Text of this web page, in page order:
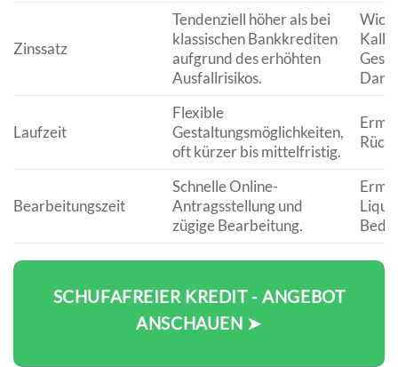
Zinssatz
Tendenziell höher als bei
klassischen Bankkrediten
aufgrund des erhöhten
Ausfallrisikos.
Laufzeit
Flexible
Gestaltungsmöglichkeiten,
oft kürzer bis mittelfristig.
Bearbeitungszeit
Schnelle Online-
Antragsstellung und
zügige Bearbeitung.
SCHUFAFREIER KREDIT - ANGEBOT
ANSCHAUEN ➤